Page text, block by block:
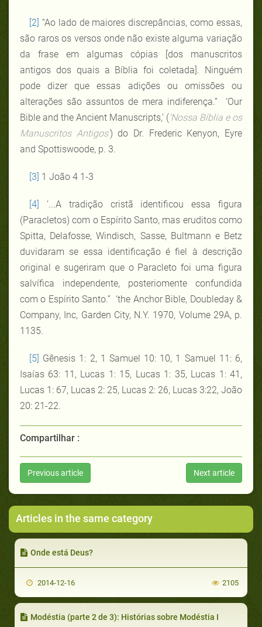
[2] “Ao lado de maiores discrepâncias, como essas,
são raros os versos onde não existe alguma variação
da frase em algumas cópias [dos manuscritos
antigos dos quais a Bíblia foi coletada]. Ninguém
pode dizer que essas adições ou omissões ou
alterações são assuntos de mera indiferença.” ‘Our
Bible and the Ancient Manuscripts,’ (‘Nossa Bíblia e os
Manuscritos Antigos’) do Dr. Frederic Kenyon, Eyre
and Spottiswoode, p. 3.
[3] 1 João 4 1-3
[4]
‘...A tradição cristã identificou essa figura
(Paracletos) com o Espírito Santo, mas eruditos como
Spitta, Delafosse, Windisch, Sasse, Bultmann e Betz
duvidaram se essa identificação é fiel à descrição
original e sugeriram que o Paracleto foi uma figura
salvífica independente, posteriomente confundida
com o Espírito Santo.”‘the Anchor Bible, Doubleday &
Company, Inc, Garden City, N.Y. 1970, Volume 29A, p.
1135.
[5] Gênesis 1: 2, 1 Samuel 10: 10, 1 Samuel 11: 6,
Isaías 63: 11, Lucas 1: 15, Lucas 1: 35, Lucas 1: 41,
Lucas 1: 67, Lucas 2: 25, Lucas 2: 26, Lucas 3:22, João
20: 21-22.
Compartilhar :
Previous article Next article
Articles in the same category
Onde está Deus?
2014-12-16 2105
Modéstia (parte 2 de 3): Histórias sobre Modéstia I